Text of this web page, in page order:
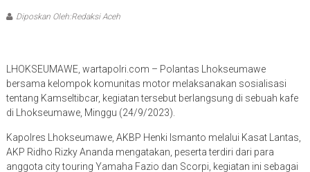
Diposkan Oleh:Redaksi Aceh
LHOKSEUMAWE, wartapolri.com – Polantas Lhokseumawe
bersama kelompok komunitas motor melaksanakan sosialisasi
tentang Kamseltibcar, kegiatan tersebut berlangsung di sebuah kafe
di Lhokseumawe, Minggu (24/9/2023).
Kapolres Lhokseumawe, AKBP Henki Ismanto melalui Kasat Lantas,
AKP Ridho Rizky Ananda mengatakan, peserta terdiri dari para
anggota city touring Yamaha Fazio dan Scorpi, kegiatan ini sebagai